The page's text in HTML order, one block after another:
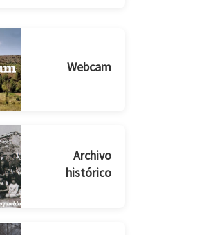
Webcam
Archivo
histórico